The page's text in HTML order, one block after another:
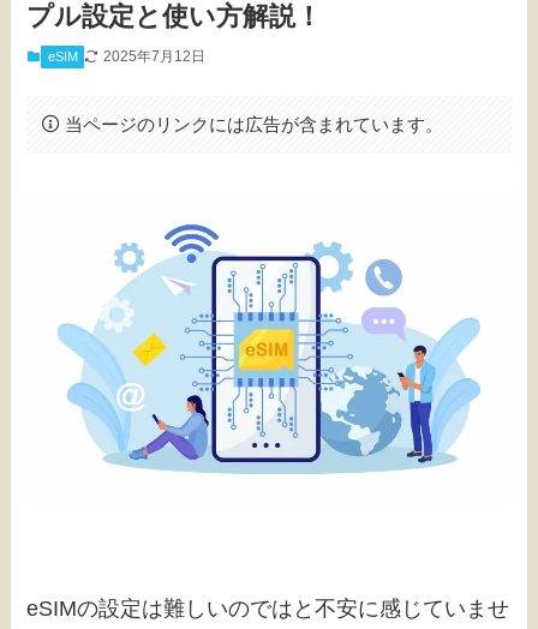
プル設定と使い方解説！
eSIM 2025年7月12日
当ページのリンクには広告が含まれています。
eSIMの設定は難しいのではと不安に感じていませ